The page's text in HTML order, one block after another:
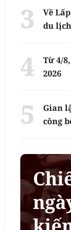
Về
du
Từ 4/
2026
Gian
công